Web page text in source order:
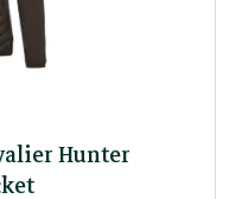
Hunter